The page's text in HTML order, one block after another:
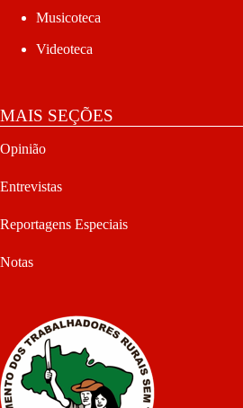
Musicoteca
Videoteca
MAIS SEÇÕES
Opinião
Entrevistas
Reportagens Especiais
Notas